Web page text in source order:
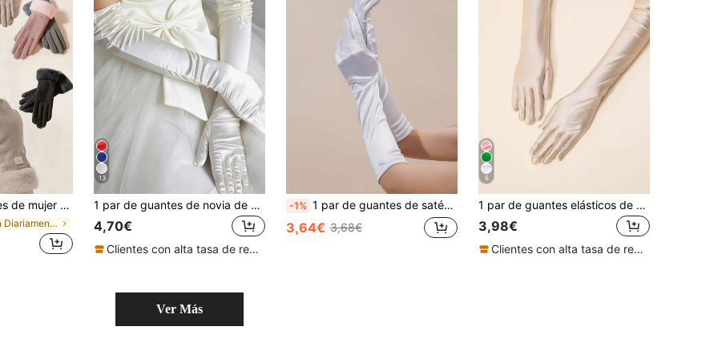
gruesos y a prueba de viento, guantes de ciclismo de felpa, adecuados para mantener el calor y el transporte en otoño/invierno
en Diariamente Guantes de mujer
13
1 par de guantes de novia de satén extralargos de doble hilera con cuentas, que llegan hasta el codo, para mujer.
4,70€
Clientes con alta tasa de repetición
-1% 1 par de guantes de satén elásticos y sexys para mujeres, adecuados para eventos, galas, actuaciones, bodas y atuendos de fiesta, verano, viajes, festivales, campamentos
3,64€ 3,68€
6
1 par de guantes elásticos de seda de leche, accesorio para fiestas de disfraces, celebraciones, verano, festivales, campamentos
3,98€
Clientes con alta tasa de repetición
Ver Más